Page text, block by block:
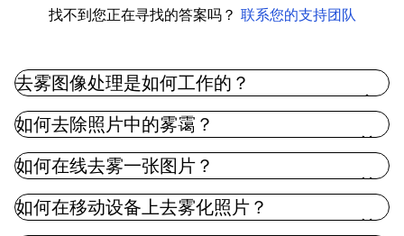
找不到您正在寻找的答案吗？ 联系您的支持团队
去雾图像处理是如何工作的？
霾，恢复清晰度和细节。通过分析雾霾的光谱特征和
底层场景，我们的人工智能可以区分雾霾和实际的图
像内容，有效地清除视线并增强整体视觉质量
如何去除照片中的雾霭？
如何在线去雾一张图片？
如何在移动设备上去雾化照片？